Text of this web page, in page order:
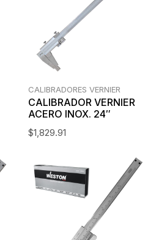
CALIBRADORES VERNIER
CALIBRADOR VERNIER
ACERO INOX. 24″
$1,829.91